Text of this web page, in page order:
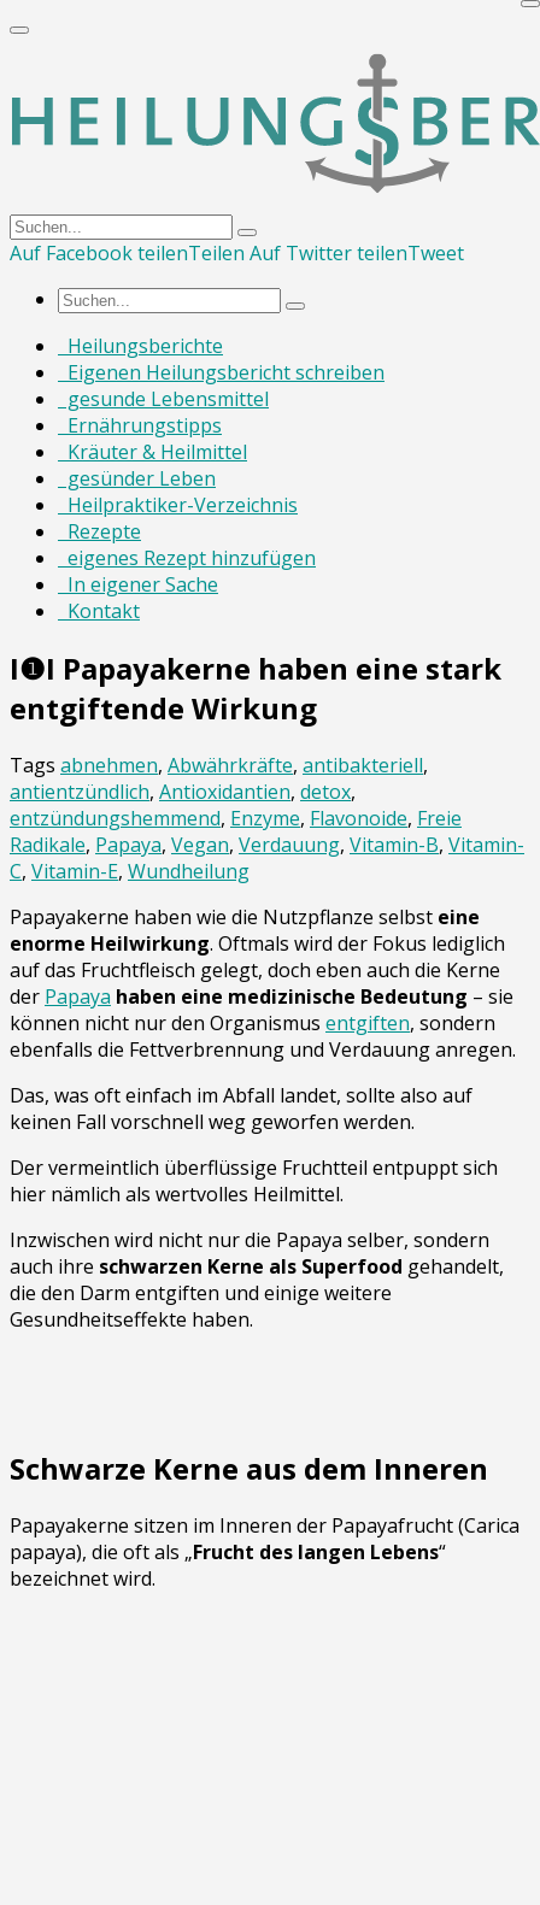
Auf Facebook teilenTeilen Auf Twitter teilenTweet
Heilungsberichte
Eigenen Heilungsbericht schreiben
gesunde Lebensmittel
Ernährungstipps
Kräuter & Heilmittel
gesünder Leben
Heilpraktiker-Verzeichnis
Rezepte
eigenes Rezept hinzufügen
In eigener Sache
Kontakt
I❶I Papayakerne haben eine stark
entgiftende Wirkung
Tags abnehmen, Abwährkräfte, antibakteriell,
antientzündlich, Antioxidantien, detox,
entzündungshemmend, Enzyme, Flavonoide, Freie
Radikale, Papaya, Vegan, Verdauung, Vitamin-B, Vitamin-
C, Vitamin-E, Wundheilung
Papayakerne haben wie die Nutzpflanze selbst eine
enorme Heilwirkung. Oftmals wird der Fokus lediglich
auf das Fruchtfleisch gelegt, doch eben auch die Kerne
der Papaya haben eine medizinische Bedeutung – sie
können nicht nur den Organismus entgiften, sondern
ebenfalls die Fettverbrennung und Verdauung anregen.
Das, was oft einfach im Abfall landet, sollte also auf
keinen Fall vorschnell weg geworfen werden.
Der vermeintlich überflüssige Fruchtteil entpuppt sich
hier nämlich als wertvolles Heilmittel.
Inzwischen wird nicht nur die Papaya selber, sondern
auch ihre schwarzen Kerne als Superfood gehandelt,
die den Darm entgiften und einige weitere
Gesundheitseffekte haben.
Schwarze Kerne aus dem Inneren
Papayakerne sitzen im Inneren der Papayafrucht (Carica
papaya), die oft als „Frucht des langen Lebens“
bezeichnet wird.